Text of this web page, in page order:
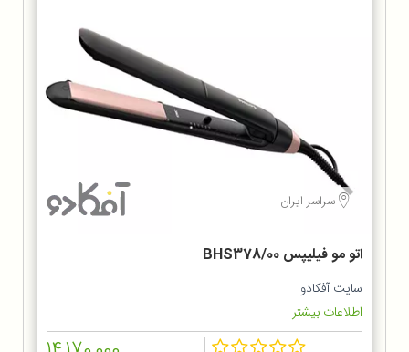
سراسر ایران
اتو مو فیلیپس BHS378/00
سایت آفکادو
اطلاعات بیشتر...